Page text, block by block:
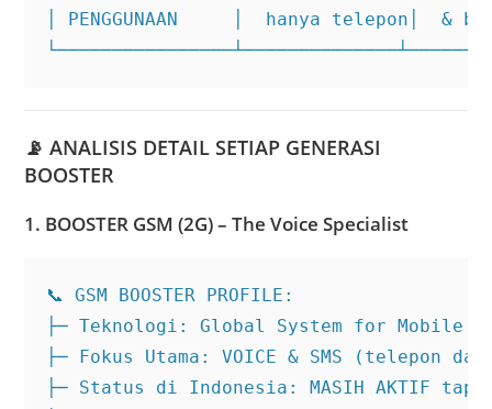
│ PENGGUNAAN     │  hanya telepon│
📡ANALISIS DETAIL SETIAP GENERASI
BOOSTER
1. BOOSTER GSM (2G) – The Voice Specialist
📞 GSM BOOSTER PROFILE:
├─ Teknologi: Global System for Mobile
├─ Fokus Utama: VOICE & SMS (telepon
├─ Status di Indonesia: MASIH AKTIF tapi